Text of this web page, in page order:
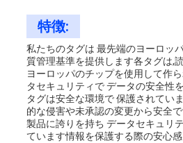
特徴:
私たちのタグは 最先端のヨーロッ
質管理基準を提供します各タグは,
ヨーロッパのチップを使用して作
タセキュリティで データの安全性
タグは安全な環境で 保護されてい
的な侵害や未承認の変更から安全で
製品に誇りを持ち データセキュリ
ています情報を保護する際の安心